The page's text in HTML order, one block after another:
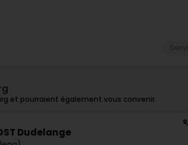
et pourraient également vous convenir.
Dudelange